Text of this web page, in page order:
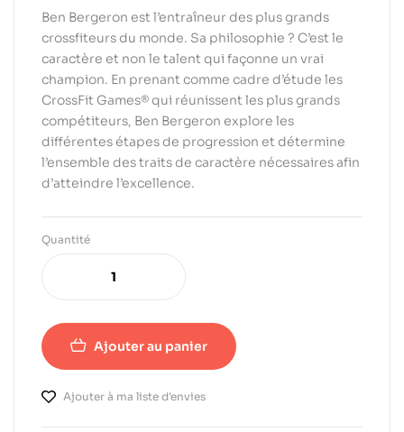
Ben Bergeron est l’entraîneur des plus grands
crossfiteurs du monde. Sa philosophie ? C’est le
caractère et non le talent qui façonne un vrai
champion. En prenant comme cadre d’étude les
CrossFit Games® qui réunissent les plus grands
compétiteurs, Ben Bergeron explore les
différentes étapes de progression et détermine
l’ensemble des traits de caractère nécessaires afin
d’atteindre l’excellence.
Quantité
Ajouter au panier
Ajouter à ma liste d'envies